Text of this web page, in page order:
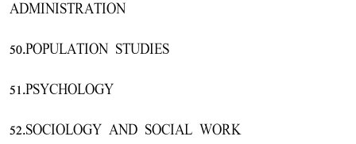
ADMINISTRATION
50.POPULATION STUDIES
51.PSYCHOLOGY
52.SOCIOLOGY AND SOCIAL WORK